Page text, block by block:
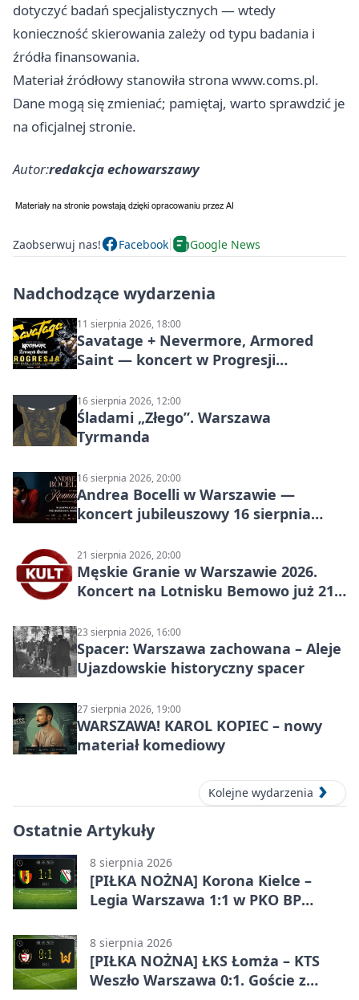
dotyczyć badań specjalistycznych — wtedy
konieczność skierowania zależy od typu badania i
źródła finansowania.
Materiał źródłowy stanowiła strona www.coms.pl.
Dane mogą się zmieniać; pamiętaj, warto sprawdzić je
na oficjalnej stronie.
Autor:redakcja echowarszawy
Zaobserwuj nas! Facebook Google News
Nadchodzące wydarzenia
11 sierpnia 2026, 18:00
Savatage + Nevermore, Armored
Saint — koncert w Progresji
16 sierpnia 2026, 12:00
Śladami „Złego”. Warszawa
Tyrmanda
16 sierpnia 2026, 20:00
Andrea Bocelli w Warszawie —
koncert jubileuszowy 16 sierpnia
21 sierpnia 2026, 20:00
Męskie Granie w Warszawie 2026.
Koncert na Lotnisku Bemowo już 21
23 sierpnia 2026, 16:00
Spacer: Warszawa zachowana – Aleje
Ujazdowskie historyczny spacer
27 sierpnia 2026, 19:00
WARSZAWA! KAROL KOPIEC – nowy
materiał komediowy
Kolejne wydarzenia
Ostatnie Artykuły
8 sierpnia 2026
[PIŁKA NOŻNA] Korona Kielce –
Legia Warszawa 1:1 w PKO BP
zwycięstwo z rąk
8 sierpnia 2026
[PIŁKA NOŻNA] ŁKS Łomża – KTS
Weszło Warszawa 0:1. Goście z